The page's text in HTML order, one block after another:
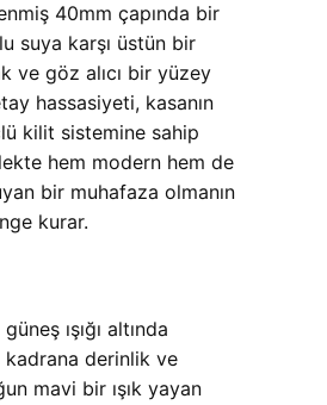
40mm çapında bir
suya karşı üstün bir
ve göz alıcı bir yüzey
hassasiyeti, kasanın
kilit sistemine sahip
hem modern hem de
bir muhafaza olmanın
kurar.
ışığı altında
kadrana derinlik ve
mavi bir ışık yayan